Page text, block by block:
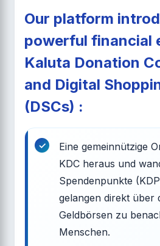
Our platform
powerful financial
Kaluta Donation
and Digital
(DSCs) :
Eine gemeinnützige
KDC heraus und
Spendenpunkte
gelangen direkt über
Geldbörsen zu
Menschen.